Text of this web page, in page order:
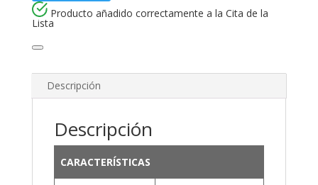
Producto añadido correctamente a la Cita de la
Lista
Descripción
Descripción
CARACTERÍSTICAS